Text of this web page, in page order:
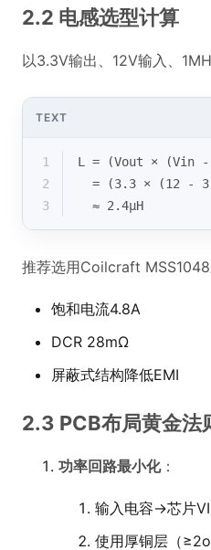
2.2 电感选型计算
以3.3V输出、12V输入、
TEXT
1
L = (Vout × (Vin
2
= (3.3 × (12 -
3
  ≈ 2.4μH
推荐选用Coilcraft
饱和电流4.8A
DCR 28mΩ
屏蔽式结构降低EMI
2.3 PCB布局黄金法
功率回路最小化：
输入电容→芯片
使用厚铜层（